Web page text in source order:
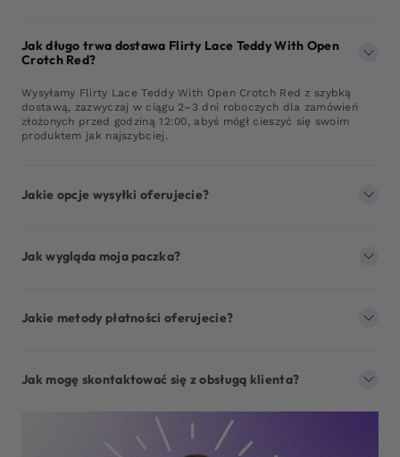
Jak długo trwa dostawa Flirty Lace Teddy With Open
Crotch Red?
Wysyłamy Flirty Lace Teddy With Open Crotch Red z szybką
dostawą, zazwyczaj w ciągu 2–3 dni roboczych dla zamówień
złożonych przed godziną 12:00, abyś mógł cieszyć się swoim
produktem jak najszybciej.
Jakie opcje wysyłki oferujecie?
Jak wygląda moja paczka?
Jakie metody płatności oferujecie?
Jak mogę skontaktować się z obsługą klienta?